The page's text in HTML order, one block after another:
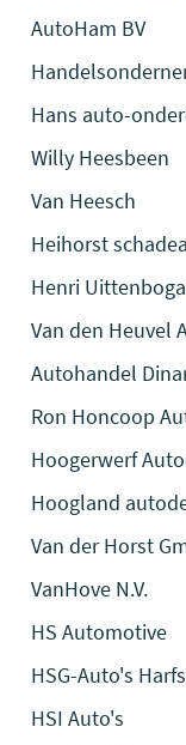
AutoHam BV
Hans auto-
Willy Heesbeen
Van Heesch
Heihorst
Henri
Van den Heuvel
Autohandel
Ron Honcoop
Hoogerwerf
Hoogland
Van der Horst
VanHove N.V.
HS Automotive
HSG-Auto's
HSI Auto's